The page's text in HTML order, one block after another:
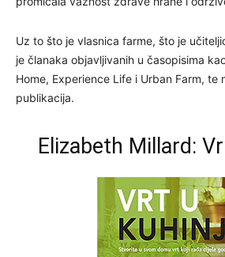
Uz to što je vlasnica farme, što je
je članaka objavljivanih u časopisima
Home, Experience Life i Urban Farm, te
publikacija.
Elizabeth Millard: